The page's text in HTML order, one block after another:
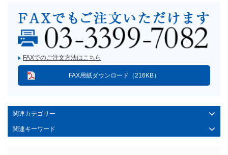
FAXでのご注文方法はこちら
FAX用紙ダウンロード（216KB）
関連カテゴリー
関連キーワード